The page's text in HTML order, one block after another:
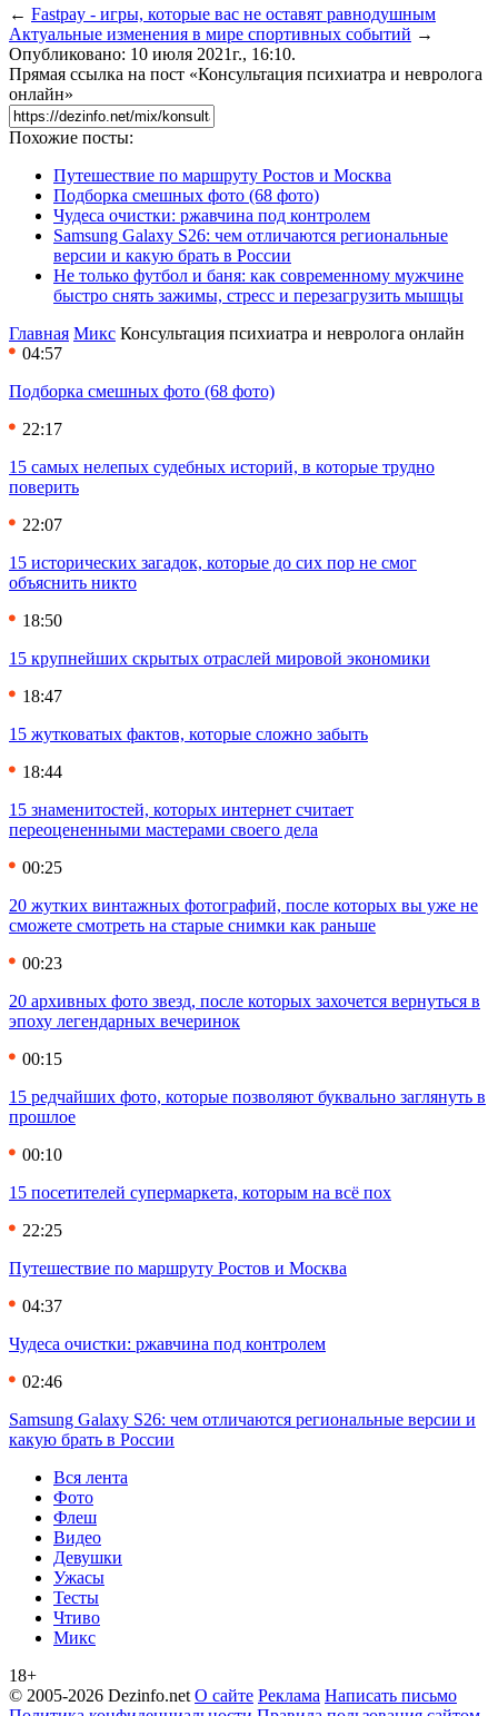
← Fastpay - игры, которые вас не оставят равнодушным
Актуальные изменения в мире спортивных событий →
Опубликовано: 10 июля 2021г., 16:10.
Прямая ссылка на пост «Консультация психиатра и невролога
онлайн»
Похожие посты:
Путешествие по маршруту Ростов и Москва
Подборка смешных фото (68 фото)
Чудеса очистки: ржавчина под контролем
Samsung Galaxy S26: чем отличаются региональные
версии и какую брать в России
Не только футбол и баня: как современному мужчине
быстро снять зажимы, стресс и перезагрузить мышцы
Главная Микс Консультация психиатра и невролога онлайн
04:57
Подборка смешных фото (68 фото)
22:17
15 самых нелепых судебных историй, в которые трудно
поверить
22:07
15 исторических загадок, которые до сих пор не смог
объяснить никто
18:50
15 крупнейших скрытых отраслей мировой экономики
18:47
15 жутковатых фактов, которые сложно забыть
18:44
15 знаменитостей, которых интернет считает
переоцененными мастерами своего дела
00:25
20 жутких винтажных фотографий, после которых вы уже не
сможете смотреть на старые снимки как раньше
00:23
20 архивных фото звезд, после которых захочется вернуться в
эпоху легендарных вечеринок
00:15
15 редчайших фото, которые позволяют буквально заглянуть в
прошлое
00:10
15 посетителей супермаркета, которым на всё пох
22:25
Путешествие по маршруту Ростов и Москва
04:37
Чудеса очистки: ржавчина под контролем
02:46
Samsung Galaxy S26: чем отличаются региональные версии и
какую брать в России
Вся лента
Фото
Флеш
Видео
Девушки
Ужасы
Тесты
Чтиво
Микс
18+
© 2005-2026 Dezinfo.net О сайте Реклама Написать письмо